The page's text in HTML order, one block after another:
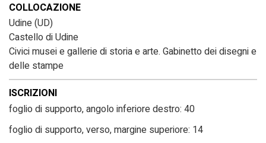
COLLOCAZIONE
Udine (UD)
Castello di Udine
Civici musei e gallerie di storia e arte. Gabinetto dei disegni e
delle stampe
ISCRIZIONI
foglio di supporto, angolo inferiore destro: 40
foglio di supporto, verso, margine superiore: 14